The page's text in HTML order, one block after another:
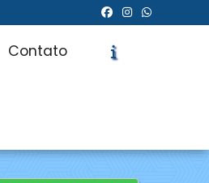
Contato